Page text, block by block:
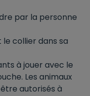
par la personne
collier dans sa
à jouer avec le
Les animaux
autorisés à